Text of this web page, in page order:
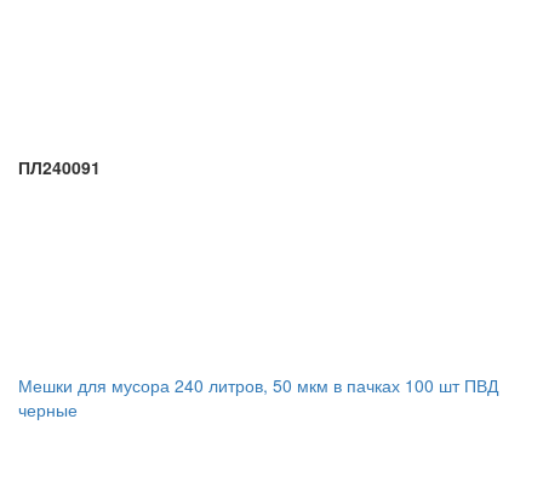
ПЛ240091
Мешки для мусора 240 литров, 50 мкм в пачках 100 шт ПВД
черные